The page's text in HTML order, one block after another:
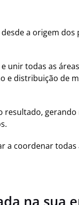
a origem
unir todas as
e distribuição de
resultado,
a coordenar